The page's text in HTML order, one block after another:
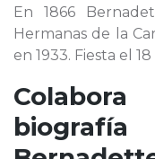
En 1866
Hermanas de la
en 1933. Fiesta el